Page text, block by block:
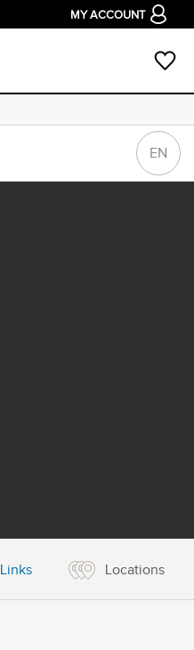
MY ACCOUNT
EN
Links Locations